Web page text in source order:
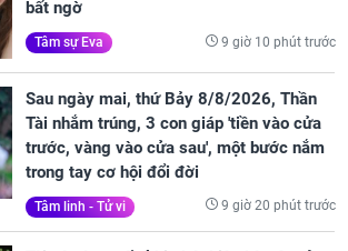
bất ngờ
Tâm sự Eva 9 giờ 10 phút trước
Sau ngày mai, thứ Bảy 8/8/2026, Thần
Tài nhắm trúng, 3 con giáp 'tiền vào cửa
trước, vàng vào cửa sau', một bước nắm
trong tay cơ hội đổi đời
Tâm linh - Tử vi 9 giờ 20 phút trước